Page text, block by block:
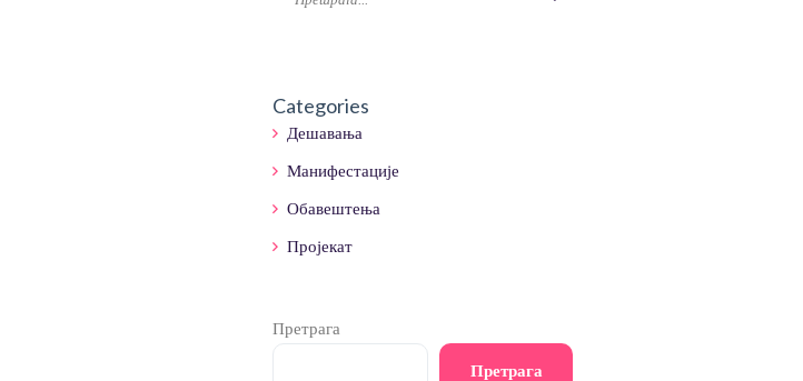
Categories
Дешавања
Манифестације
Обавештења
Пројекат
Претрага
Претрага